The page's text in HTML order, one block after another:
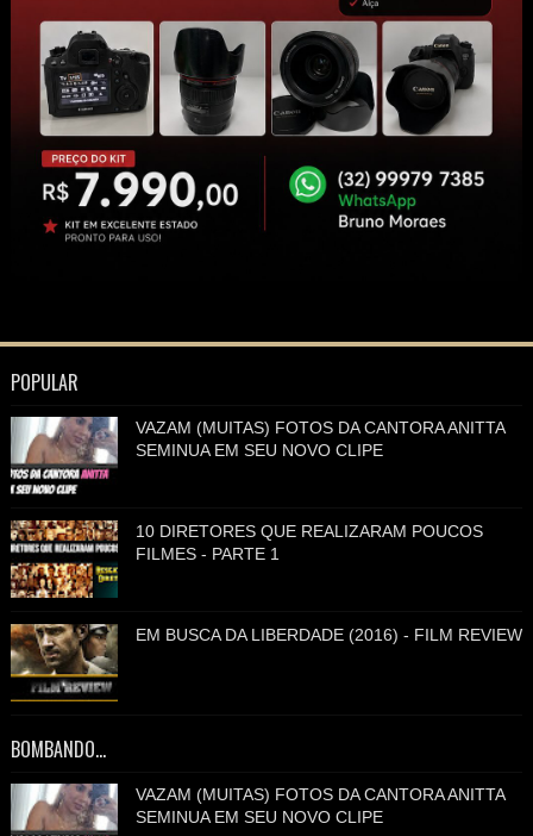
POPULAR
VAZAM (MUITAS) FOTOS DA CANTORA ANITTA
SEMINUA EM SEU NOVO CLIPE
10 DIRETORES QUE REALIZARAM POUCOS
FILMES - PARTE 1
EM BUSCA DA LIBERDADE (2016) - FILM REVIEW
BOMBANDO...
VAZAM (MUITAS) FOTOS DA CANTORA ANITTA
SEMINUA EM SEU NOVO CLIPE